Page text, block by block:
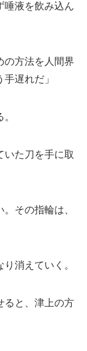
唾液を飲み込ん
の方法を人間界
遅れだ」
いた刀を手に取
その指輪は、
消えていく。
ると、津上の方